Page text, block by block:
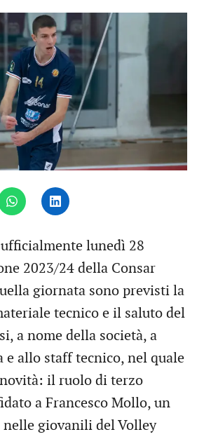
lunedì 28
2023/24 della Consar
giornata sono previsti la
tecnico e il saluto del
a nome della società, a
e allo staff tecnico, nel quale
il ruolo di terzo
a Francesco Mollo, un
giovanili del Volley